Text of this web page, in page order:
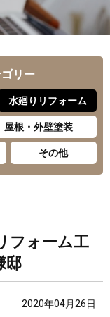
リー
水廻りリフォーム
屋根・外壁塗装
その他
フォーム工
邸
2020年04月26日